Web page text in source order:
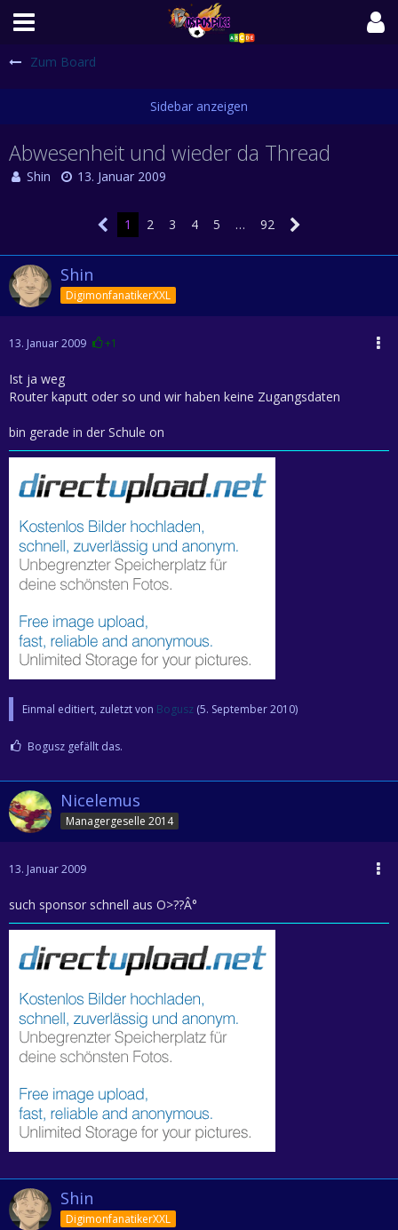
Zum Board
Abwesenheit und wieder da Thread
Shin 13. Januar 2009
1 2 3 4 5 … 92
Shin
DigimonfanatikerXXL
13. Januar 2009 +1
Ist ja weg
Router kaputt oder so und wir haben keine Zugangsdaten
bin gerade in der Schule on
Einmal editiert, zuletzt von Bogusz (5. September 2010)
Bogusz gefällt das.
Nicelemus
Managergeselle 2014
13. Januar 2009
such sponsor schnell aus O>??Â°
Shin
DigimonfanatikerXXL